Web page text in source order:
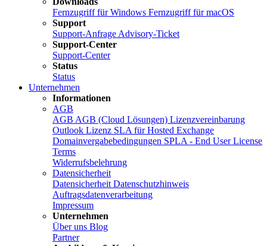
Fernzugriff für Windows Fernzugriff für macOS
Support
Support-Anfrage Advisory-Ticket
Support-Center
Support-Center
Status
Status
Unternehmen
Informationen
AGB
AGB AGB (Cloud Lösungen) Lizenzvereinbarung
Outlook Lizenz SLA für Hosted Exchange
Domainvergabebedingungen SPLA - End User License
Terms
Widerrufsbelehrung
Datensicherheit
Datensicherheit Datenschutzhinweis
Auftragsdatenverarbeitung
Impressum
Unternehmen
Über uns Blog
Partner